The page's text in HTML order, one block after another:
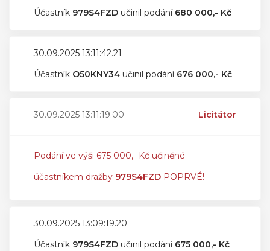
Účastník 979S4FZD učinil podání 680 000,- Kč
30.09.2025 13:11:42.21
Účastník O50KNY34 učinil podání 676 000,- Kč
30.09.2025 13:11:19.00 Licitátor
Podání ve výši 675 000,- Kč učiněné
účastníkem dražby 979S4FZD POPRVÉ!
30.09.2025 13:09:19.20
Účastník 979S4FZD učinil podání 675 000,- Kč